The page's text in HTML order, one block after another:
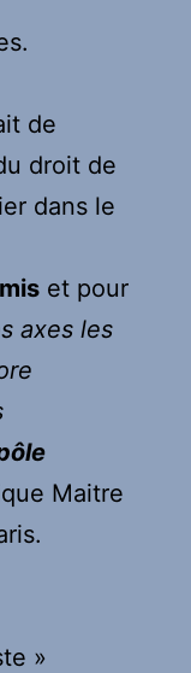
de
droit de
dans le
et pour
axes les
Maitre
»